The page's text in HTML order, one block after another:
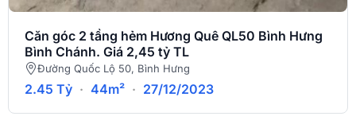
Căn góc 2 tầng hẻm Hương Quê QL50 Bình Hưng
Bình Chánh. Giá 2,45 tỷ TL
Đường Quốc Lộ 50, Bình Hưng
2.45 Tỷ · 44m² · 27/12/2023